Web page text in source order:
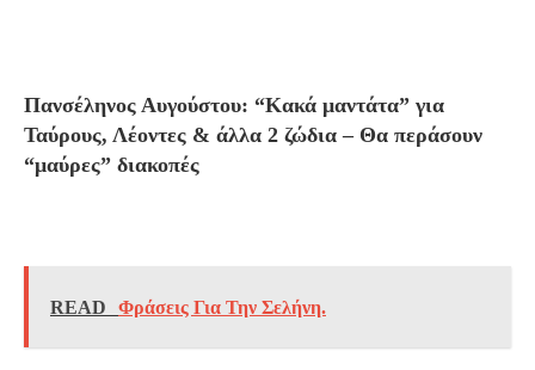
Πανσέληνος Αυγούστου: “Κακά μαντάτα” για
Ταύρους, Λέοντες & άλλα 2 ζώδια – Θα περάσουν
“μαύρες” διακοπές
READ Φράσεις Για Την Σελήνη.